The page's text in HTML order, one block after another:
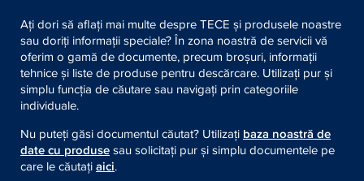
Ați dori să aflați mai multe despre TECE și produsele noastre
sau doriți informații speciale? În zona noastră de servicii vă
oferim o gamă de documente, precum broșuri, informații
tehnice și liste de produse pentru descărcare. Utilizați pur și
simplu funcția de căutare sau navigați prin categoriile
individuale.
Nu puteți găsi documentul căutat? Utilizați baza noastră de
date cu produsesau solicitați pur și simplu documentele pe
care le căutațiaici.